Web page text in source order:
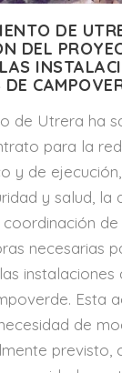
DE
DEL
de Utrera ha
para la
y de
y salud, la
de
necesarias
Esta
de
previsto,